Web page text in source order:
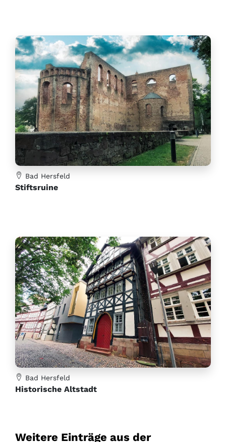
Bad Hersfeld
Stiftsruine
Bad Hersfeld
Historische Altstadt
Weitere Einträge aus der